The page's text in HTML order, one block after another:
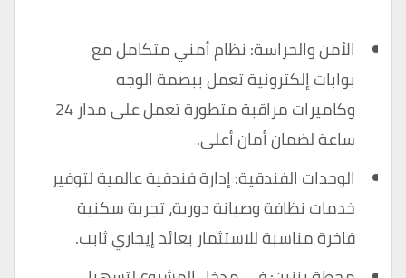
الأمن والحراسة: نظام أمني متكامل مع
بوابات إلكترونية تعمل ببصمة الوجه
وكاميرات مراقبة متطورة تعمل على مدار 24
ساعة لضمان أمان أعلى.
الوحدات الفندقية: إدارة فندقية عالمية لتوفير
خدمات نظافة وصيانة دورية، تجربة سكنية
فاخرة مناسبة للاستثمار بعائد إيجاري ثابت.